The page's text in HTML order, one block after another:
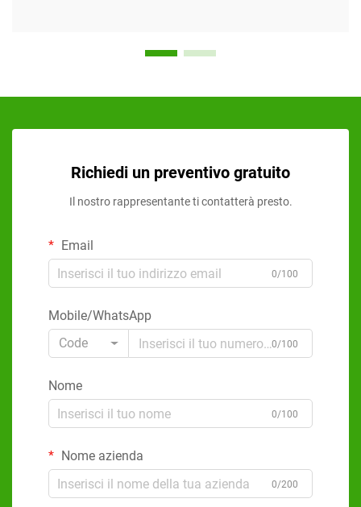
Richiedi un preventivo gratuito
Il nostro rappresentante ti contatterà presto.
Email
0/100
Mobile/WhatsApp
Code
0/100
Nome
0/100
Nome azienda
0/200